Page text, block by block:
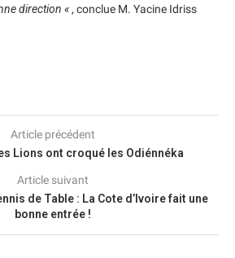
direction « , conclue M. Yacine Idriss
Article précédent
Lions ont croqué les Odiénnéka
Article suivant
de Table : La Cote d’Ivoire fait une
bonne entrée !